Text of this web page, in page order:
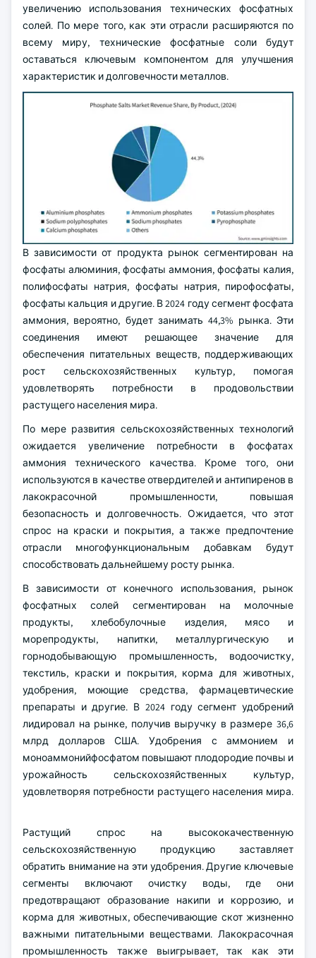
увеличению использования технических фосфатных
солей. По мере того, как эти отрасли расширяются по
всему миру, технические фосфатные соли будут
оставаться ключевым компонентом для улучшения
характеристик и долговечности металлов.
В зависимости от продукта рынок сегментирован на
фосфаты алюминия, фосфаты аммония, фосфаты калия,
полифосфаты натрия, фосфаты натрия, пирофосфаты,
фосфаты кальция и другие. В 2024 году сегмент фосфата
аммония, вероятно, будет занимать 44,3% рынка. Эти
соединения имеют решающее значение для
обеспечения питательных веществ, поддерживающих
рост сельскохозяйственных культур, помогая
удовлетворять потребности в продовольствии
растущего населения мира.
По мере развития сельскохозяйственных технологий
ожидается увеличение потребности в фосфатах
аммония технического качества. Кроме того, они
используются в качестве отвердителей и антипиренов в
лакокрасочной промышленности, повышая
безопасность и долговечность. Ожидается, что этот
спрос на краски и покрытия, а также предпочтение
отрасли многофункциональным добавкам будут
способствовать дальнейшему росту рынка.
В зависимости от конечного использования, рынок
фосфатных солей сегментирован на молочные
продукты, хлебобулочные изделия, мясо и
морепродукты, напитки, металлургическую и
горнодобывающую промышленность, водоочистку,
текстиль, краски и покрытия, корма для животных,
удобрения, моющие средства, фармацевтические
препараты и другие. В 2024 году сегмент удобрений
лидировал на рынке, получив выручку в размере 36,6
млрд долларов США. Удобрения с аммонием и
моноаммонийфосфатом повышают плодородие почвы и
урожайность сельскохозяйственных культур,
удовлетворяя потребности растущего населения мира.
Растущий спрос на высококачественную
сельскохозяйственную продукцию заставляет
обратить внимание на эти удобрения. Другие ключевые
сегменты включают очистку воды, где они
предотвращают образование накипи и коррозию, и
корма для животных, обеспечивающие скот жизненно
важными питательными веществами. Лакокрасочная
промышленность также выигрывает, так как эти